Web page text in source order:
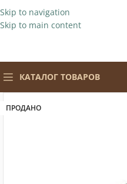
Skip to navigation
Skip to main content
КАТАЛОГ ТОВАРОВ
ПРОДАНО